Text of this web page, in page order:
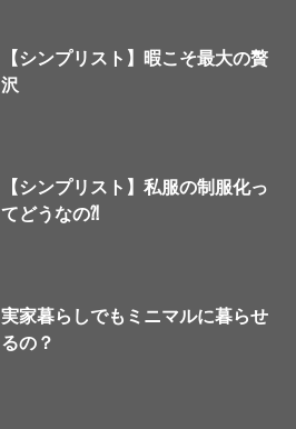
【シンプリスト】暇こそ最大の贅
沢
【シンプリスト】私服の制服化っ
てどうなの⁈
実家暮らしでもミニマルに暮らせ
るの？